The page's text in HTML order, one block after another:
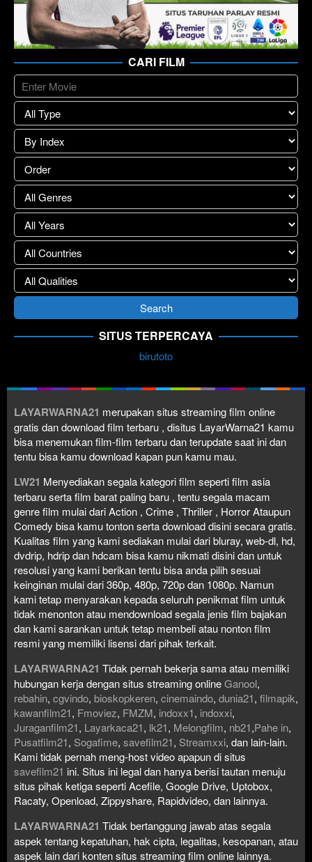
CARI FILM
SITUS TERPERCAYA
birutoto
LAYARWARNA21 merupakan situs streaming film online
gratis dan download film terbaru , disitus LayarWarna21 kamu
bisa menemukan film-film terbaru dan terupdate saat ini dan
tentu bisa kamu download kapan pun kamu mau.
LW21 Menyediakan segala kategori film seperti film asia
terbaru serta film barat paling baru , tentu segala macam
genre film mulai dari Action , Crime , Thriller , Horror Ataupun
Comedy bisa kamu tonton serta download disini secara gratis.
Kualitas film yang kami sediakan mulai dari bluray, web-dl, hd,
dvdrip, hdrip dan hdcam bisa kamu nikmati disini dan untuk
resolusi yang kami berikan tentu bisa anda pilih sesuai
keinginan mulai dari 360p, 480p, 720p dan 1080p. Namun
kami tetap menyarakan kepada seluruh penikmat film untuk
tidak menonton atau mendownload segala jenis film bajakan
dan kami sarankan untuk tetap membeli atau nonton film
resmi yang memiliki lisensi dari pihak terkait.
LAYARWARNA21 Tidak pernah bekerja sama atau memiliki
hubungan kerja dengan situs streaming onlineGanool,
rebahin, cgvindo, bioskopkeren, cinemaindo, dunia21, filmapik,
kawanfilm21, Fmoviez, FMZM, indoxx1, indoxxi,
Juraganfilm21, Layarkaca21, lk21, Melongfilm, nb21,Pahe in,
Pusatfilm21, Sogafime, savefilm21, Streamxxi, dan lain-lain.
Kami tidak pernah meng-host video apapun di situs
savefilm21 ini. Situs ini legal dan hanya berisi tautan menuju
situs pihak ketiga seperti Acefile, Google Drive, Uptobox,
Racaty, Openload, Zippyshare, Rapidvideo, dan lainnya.
LAYARWARNA21 Tidak bertanggung jawab atas segala
aspek tentang kepatuhan, hak cipta, legalitas, kesopanan, atau
aspek lain dari konten situs streaming film online lainnya.